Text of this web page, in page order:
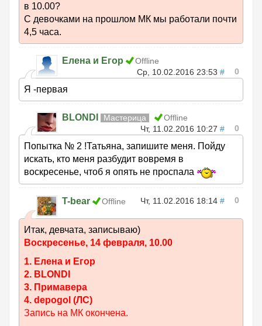
в 10.00?
С девочками на прошлом МК мы работали почти
4,5 часа.
Елена и Егор
Offline
Ср, 10.02.2016 23:53 # 0
Я -первая
BLONDI Мастерица
Offline
Чт, 11.02.2016 10:27 # 0
Попытка № 2 !Татьяна, запишите меня. Пойду
искать, кто меня разбудит вовремя в
воскресенье, чтоб я опять не проспала
T-bear Offline Чт, 11.02.2016 18:14 # 0
Итак, девчата, записываю)
Воскресенье, 14 февраля, 10.00
1. Елена и Егор
2. BLONDI
3. Примавера
4. depogol (ЛС)
Запись на МК окончена.